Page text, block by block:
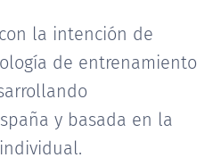
con la intención de
de entrenamiento
y basada en la